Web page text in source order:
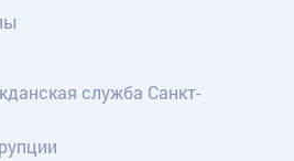
служба Санкт-